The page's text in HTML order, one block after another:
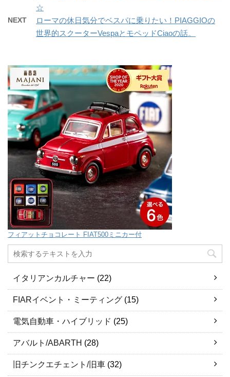
☆
NEXT
ローマの休日気分でベスパに乗りたい！PIAGGIOの
世界的スクーターVespaとモペッドCiaoの話。
フィアットチョコレート FIAT500ミニカー付
イタリアンカルチャー (22)
FIARイベント・ミーティング (15)
電気自動車・ハイブリッド (25)
アバルト/ABARTH (28)
旧チンクエチェント/旧車 (32)